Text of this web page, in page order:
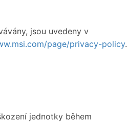
jsou uvedeny v
page/privacy-policy.
jednotky během